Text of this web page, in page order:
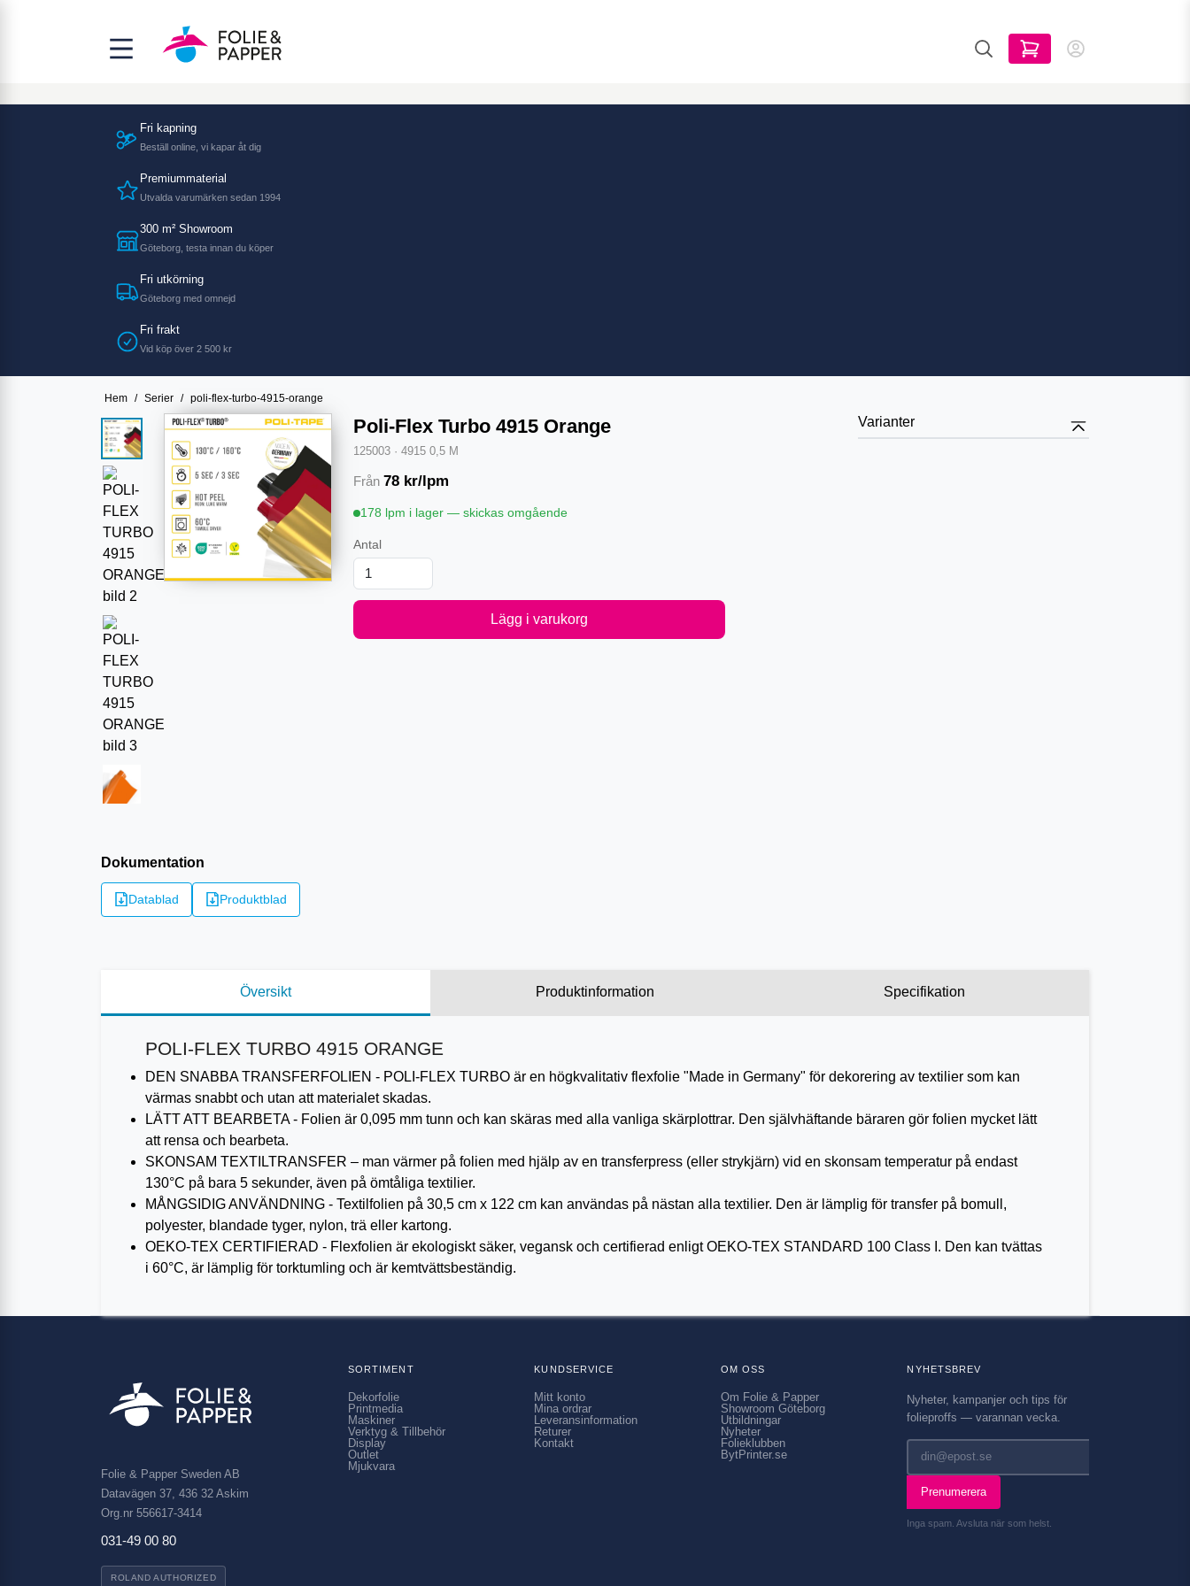
Fri kapning
Beställ online, vi kapar åt dig
Premiummaterial
Utvalda varumärken sedan 1994
300 m² Showroom
Göteborg, testa innan du köper
Fri utkörning
Göteborg med omnejd
Fri frakt
Vid köp över 2 500 kr
Hem / Serier / poli-flex-turbo-4915-orange
Poli-Flex Turbo 4915 Orange
125003 · 4915 0,5 M
Från 78 kr/lpm
178 lpm i lager — skickas omgående
Antal
Lägg i varukorg
Varianter
Dokumentation
Datablad Produktblad
Översikt Produktinformation Specifikation
POLI-FLEX TURBO 4915 ORANGE
DEN SNABBA TRANSFERFOLIEN - POLI-FLEX TURBO är en högkvalitativ flexfolie "Made in Germany" för dekorering av textilier som kan
värmas snabbt och utan att materialet skadas.
LÄTT ATT BEARBETA - Folien är 0,095 mm tunn och kan skäras med alla vanliga skärplottrar. Den självhäftande bäraren gör folien mycket lätt
att rensa och bearbeta.
SKONSAM TEXTILTRANSFER – man värmer på folien med hjälp av en transferpress (eller strykjärn) vid en skonsam temperatur på endast
130°C på bara 5 sekunder, även på ömtåliga textilier.
MÅNGSIDIG ANVÄNDNING - Textilfolien på 30,5 cm x 122 cm kan användas på nästan alla textilier. Den är lämplig för transfer på bomull,
polyester, blandade tyger, nylon, trä eller kartong.
OEKO-TEX CERTIFIERAD - Flexfolien är ekologiskt säker, vegansk och certifierad enligt OEKO-TEX STANDARD 100 Class I. Den kan tvättas
i 60°C, är lämplig för torktumling och är kemtvättsbeständig.
Folie & Papper Sweden AB
Datavägen 37, 436 32 Askim
Org.nr 556617-3414
031-49 00 80
ROLAND AUTHORIZED
SORTIMENT
Dekorfolie
Printmedia
Maskiner
Verktyg & Tillbehör
Display
Outlet
Mjukvara
KUNDSERVICE
Mitt konto
Mina ordrar
Leveransinformation
Returer
Kontakt
OM OSS
Om Folie & Papper
Showroom Göteborg
Utbildningar
Nyheter
Folieklubben
BytPrinter.se
NYHETSBREV
Nyheter, kampanjer och tips för
folieproffs — varannan vecka.
Prenumerera
Inga spam. Avsluta när som helst.